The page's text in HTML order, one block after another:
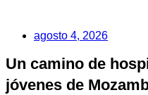
agosto 4, 2026
Un camino de
jóvenes de